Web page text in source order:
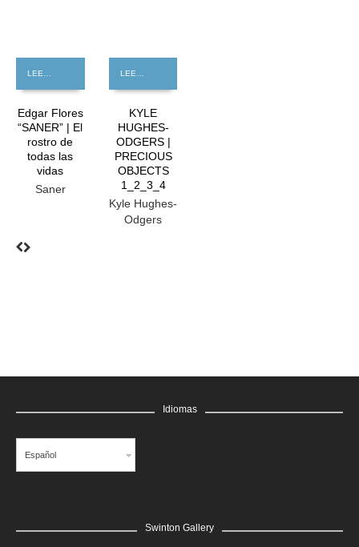
Edgar Flores
“SANER” | El
rostro de
todas las
vidas
Saner
KYLE
HUGHES-
ODGERS |
PRECIOUS
OBJECTS
1_2_3_4
Kyle Hughes-
Odgers
Idiomas
Español
Swinton Gallery